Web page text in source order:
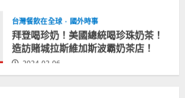
拜登喝珍奶！美國總統喝珍珠奶茶！
造訪賭城拉斯維加斯波霸奶茶店！
2024-02-06